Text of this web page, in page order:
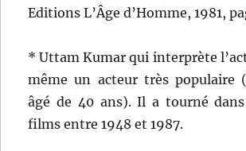
Editions L’Âge d’Homme, 1981,
* Uttam Kumar qui interprète
même un acteur très populaire
âgé de 40 ans). Il a tourné
films entre 1948 et 1987.